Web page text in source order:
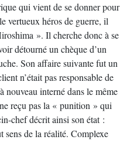
qui vient de se donner pour
vertueux héros de guerre, il
». Il cherche donc à se
détourné un chèque d’un
Son affaire suivante fut un
n’était pas responsable de
nouveau interné dans le même
reçu pas la « punition » qui
chef décrit ainsi son état :
sens de la réalité. Complexe